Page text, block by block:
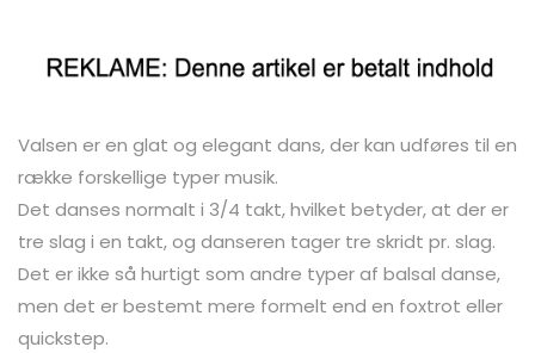
Valsen er en glat og elegant dans, der kan udføres til en
række forskellige typer musik.
Det danses normalt i 3/4 takt, hvilket betyder, at der er
tre slag i en takt, og danseren tager tre skridt pr. slag.
Det er ikke så hurtigt som andre typer af balsal danse,
men det er bestemt mere formelt end en foxtrot eller
quickstep.